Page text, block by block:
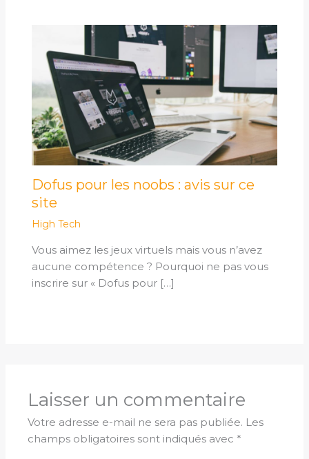
Dofus pour les noobs : avis sur ce
site
High Tech
Vous aimez les jeux virtuels mais vous n’avez
aucune compétence ? Pourquoi ne pas vous
inscrire sur « Dofus pour […]
Laisser un commentaire
Votre adresse e-mail ne sera pas publiée. Les
champs obligatoires sont indiqués avec *